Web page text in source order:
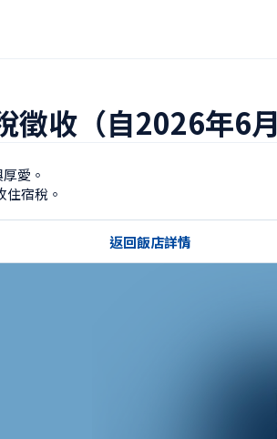
徵收（自2026年6
愛。
宿稅。
返回飯店詳情